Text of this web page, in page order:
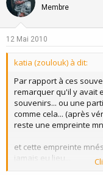
Membre
12 Mai 2010
katia (zoulouk) à dit:
Par rapport à ces
remarquer qu'il y avait
souvenirs... ou une
comme cela... (après
reste une empreinte
et cette empreinte
jamais eu lieu...
(une déformation